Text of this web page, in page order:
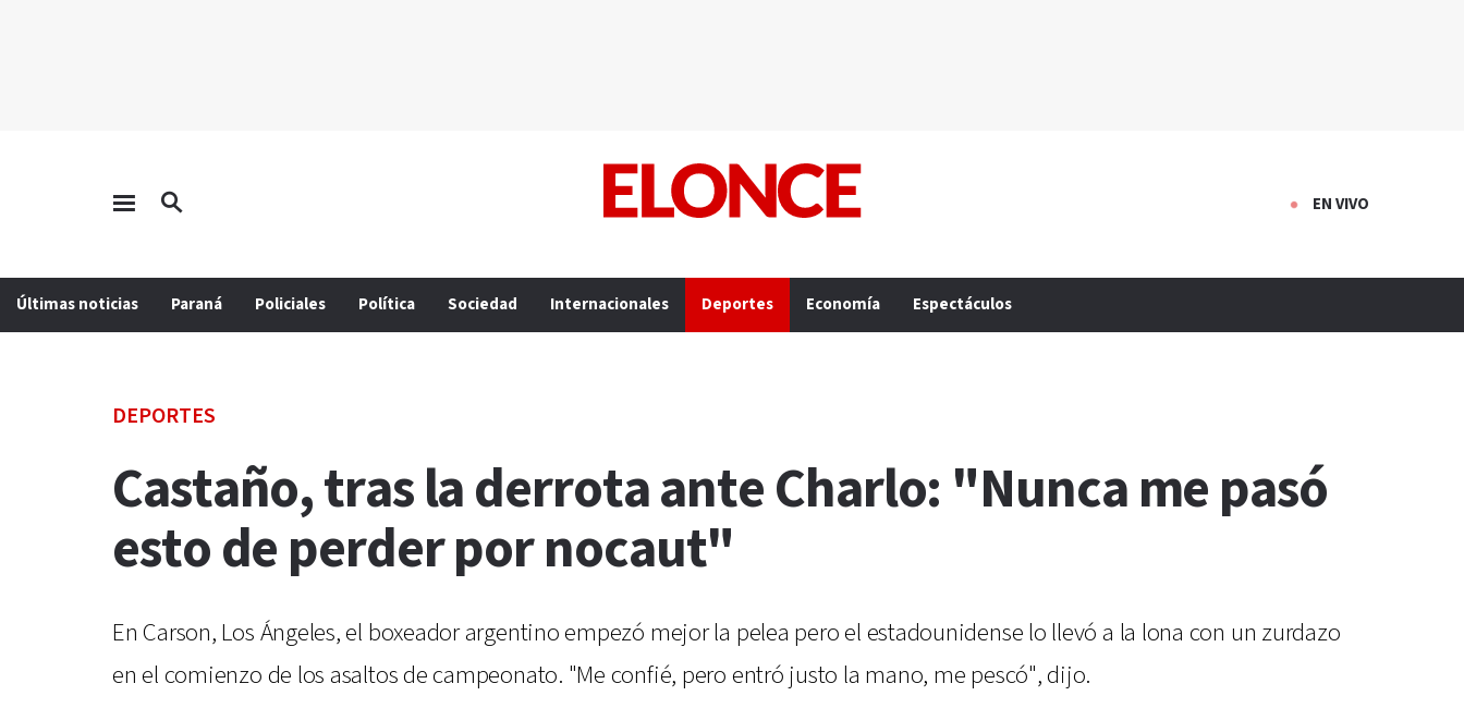
EN VIVO
Últimas noticias Paraná Policiales Política Sociedad Internacionales Deportes Economía Espectáculos
DEPORTES
Castaño, tras la derrota ante Charlo: "Nunca me pasó
esto de perder por nocaut"
En Carson, Los Ángeles, el boxeador argentino empezó mejor la pelea pero el estadounidense lo llevó a la lona con un zurdazo
en el comienzo de los asaltos de campeonato. "Me confié, pero entró justo la mano, me pescó", dijo.